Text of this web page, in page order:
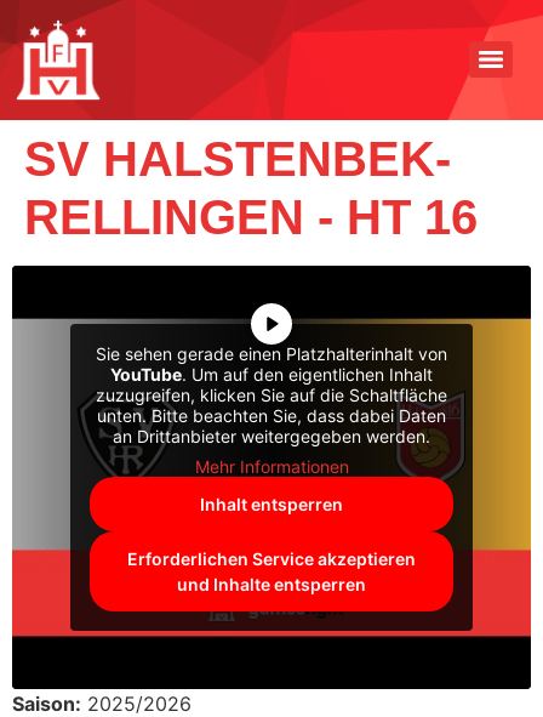
SV HALSTENBEK-
RELLINGEN - HT 16
Sie sehen gerade einen Platzhalterinhalt von
YouTube. Um auf den eigentlichen Inhalt
zuzugreifen, klicken Sie auf die Schaltfläche
unten. Bitte beachten Sie, dass dabei Daten
an Drittanbieter weitergegeben werden.
Mehr Informationen
Inhalt entsperren
Erforderlichen Service akzeptieren
und Inhalte entsperren
Saison: 2025/2026